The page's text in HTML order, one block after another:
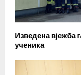
Изведена вјежба
ученика